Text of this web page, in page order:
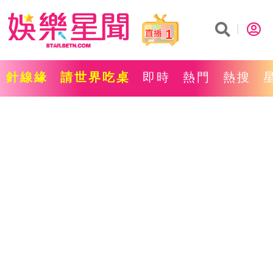
1
針線緣 請世界吃桌 即時 熱門 熱搜